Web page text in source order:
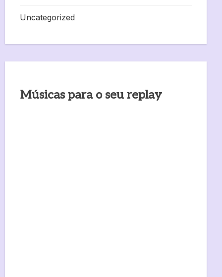
Uncategorized
Músicas para o seu replay